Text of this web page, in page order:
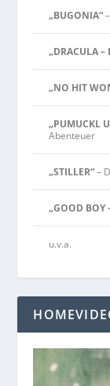
„BUGONIA“
„DRACULA –
„NO HIT
„PUMUCKL
Abenteuer
„STILLER“–
„GOOD BOY
u.v.a.